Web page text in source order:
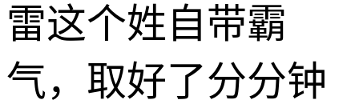
雷这个姓自带霸
气，取好了分分钟